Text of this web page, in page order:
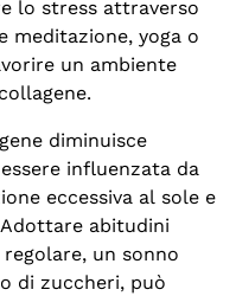
lo stress attraverso
meditazione, yoga o
un ambiente
diminuisce
influenzata da
eccessiva al sole e
abitudini
un sonno
di zuccheri, può